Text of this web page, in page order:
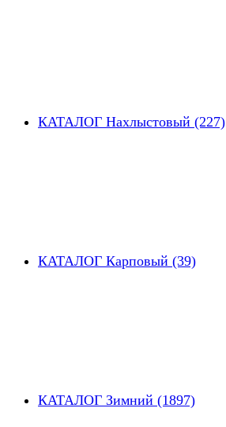
КАТАЛОГ Нахлыстовый (227)
КАТАЛОГ Карповый (39)
КАТАЛОГ Зимний (1897)